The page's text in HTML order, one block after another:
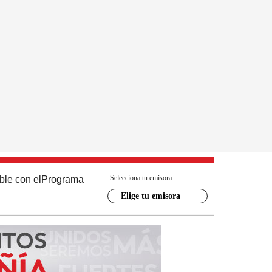
con el Programa Selecciona tu emisora
Elige tu emisora